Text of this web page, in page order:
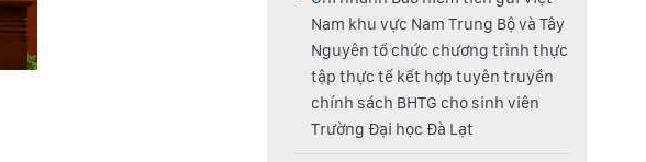
Nam khu vực Nam Trung Bộ và Tây
Nguyên tổ chức chương trình thực
tập thực tế kết hợp tuyên truyền
chính sách BHTG cho sinh viên
Trường Đại học Đà Lạt